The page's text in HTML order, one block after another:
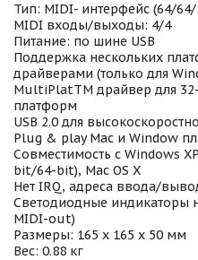
Тип: MIDI- интерфейс (64/
MIDI входы/выходы: 4/4
Питание: по шине USB
Поддержка нескольких
драйверами (только для
MultiPlatTM драйвер для
платформ
USB 2.0 для
Plug & play Mac и Window
Совместимость с Windows
bit/64-bit), Mac OS X
Нет IRQ, адреса ввода/
Светодиодные индикаторы
MIDI-out)
Размеры: 165 х 165 х 50 мм
Вес: 0.88 кг